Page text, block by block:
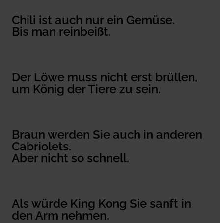
Chili ist auch nur ein Gemüse.
Bis man reinbeißt.
Der Löwe muss nicht erst brüllen,
um König der Tiere zu sein.
Braun werden Sie auch in anderen
Cabriolets.
Aber nicht so schnell.
Als würde King Kong Sie sanft in
den Arm nehmen.